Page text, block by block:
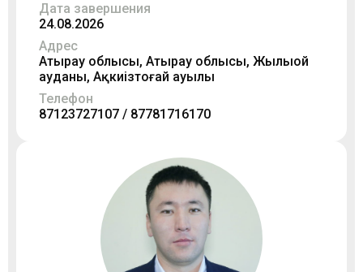
Дата завершения
24.08.2026
Адрес
Атырау облысы, Атырау облысы, Жылыой
ауданы, Ақкиізтоғай ауылы
Телефон
87123727107 / 87781716170